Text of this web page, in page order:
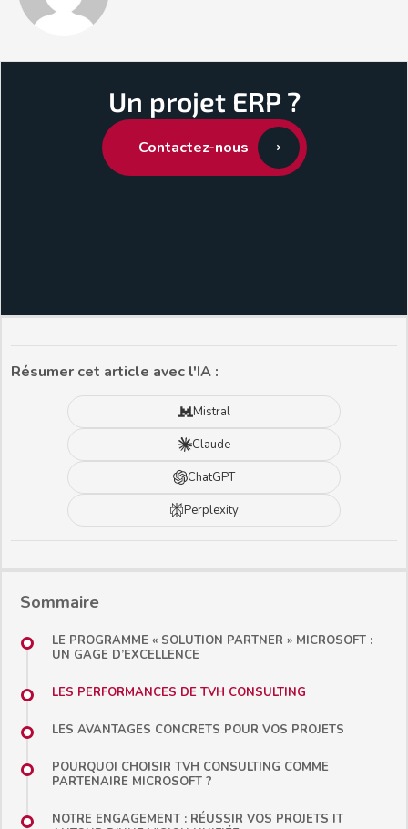
Un projet ERP ?
Contactez-nous
Résumer cet article avec l'IA :
Mistral
Claude
ChatGPT
Perplexity
Sommaire
LE PROGRAMME « SOLUTION PARTNER » MICROSOFT :
UN GAGE D’EXCELLENCE
LES PERFORMANCES DE TVH CONSULTING
LES AVANTAGES CONCRETS POUR VOS PROJETS
POURQUOI CHOISIR TVH CONSULTING COMME
PARTENAIRE MICROSOFT ?
NOTRE ENGAGEMENT : RÉUSSIR VOS PROJETS IT